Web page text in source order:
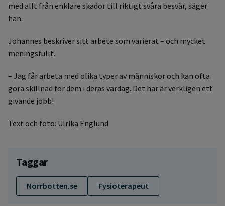
med allt från enklare skador till riktigt svåra besvär, säger
han.
Johannes beskriver sitt arbete som varierat – och mycket
meningsfullt.
– Jag får arbeta med olika typer av människor och kan ofta
göra skillnad för dem i deras vardag. Det här är verkligen ett
givande jobb!
Text och foto: Ulrika Englund
Taggar
Norrbotten.se Fysioterapeut